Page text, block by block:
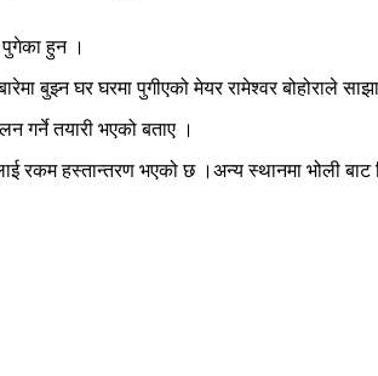
हुन ।
बुझ्न घर घरमा पुगीएको मेयर रामेश्वर बोहोराले
तयारी भएको बताए ।
हस्तान्तरण भएको छ ।अन्य स्थानमा भोली बाट